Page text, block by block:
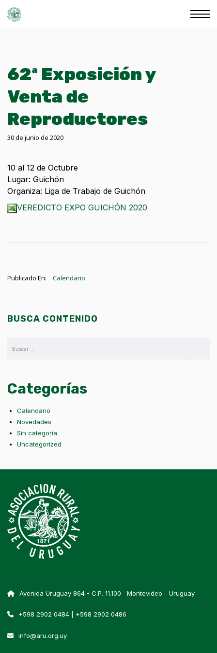
62ª Exposición y
Venta de
Reproductores
30 de junio de 2020
10 al 12 de Octubre
Lugar: Guichón
Organiza: Liga de Trabajo de Guichón
VEREDICTO EXPO GUICHÓN 2020
Publicado En: Calendario
BUSCA CONTENIDO
Categorías
Calendario
Novedades
Sin categoría
Uncategorized
Avenida Uruguay 864 - C.P. 11.100 Montevideo - Uruguay
+598 2902 0484 | +598 2902 0486
info@aru.org.uy